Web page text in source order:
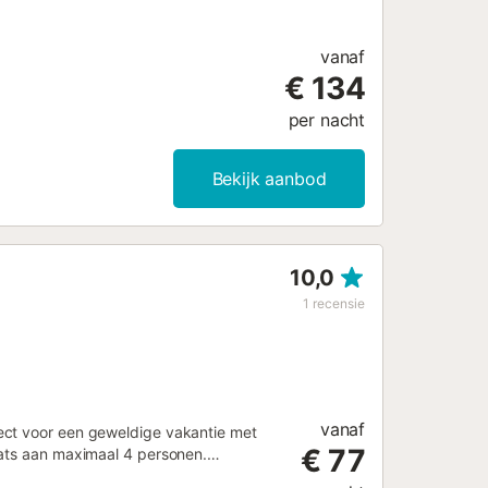
vanaf
€ 134
per nacht
Bekijk aanbod
10,0
1 recensie
voor een geweldige vakantie met
aan maximaal 4 personen.
vanaf
€ 77